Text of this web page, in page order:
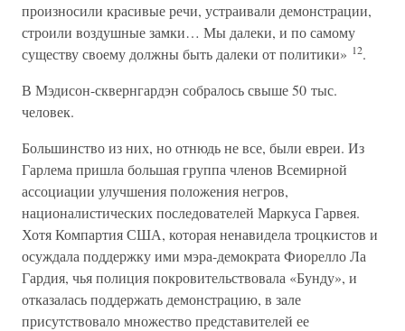
произносили красивые речи, устраивали демонстрации,
строили воздушные замки… Мы далеки, и по самому
существу своему должны быть далеки от политики» 12.
В Мэдисон-сквернгардэн собралось свыше 50 тыс.
человек.
Большинство из них, но отнюдь не все, были евреи. Из
Гарлема пришла большая группа членов Всемирной
ассоциации улучшения положения негров,
националистических последователей Маркуса Гарвея.
Хотя Компартия США, которая ненавидела троцкистов и
осуждала поддержку ими мэра-демократа Фиорелло Ла
Гардия, чья полиция покровительствовала «Бунду», и
отказалась поддержать демонстрацию, в зале
присутствовало множество представителей ее